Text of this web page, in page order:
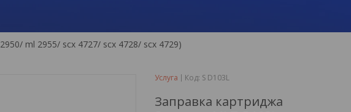
ml 2955/ scx 4727/ scx 4728/ scx 4729)
Услуга Код: S D103L
Заправка картриджа